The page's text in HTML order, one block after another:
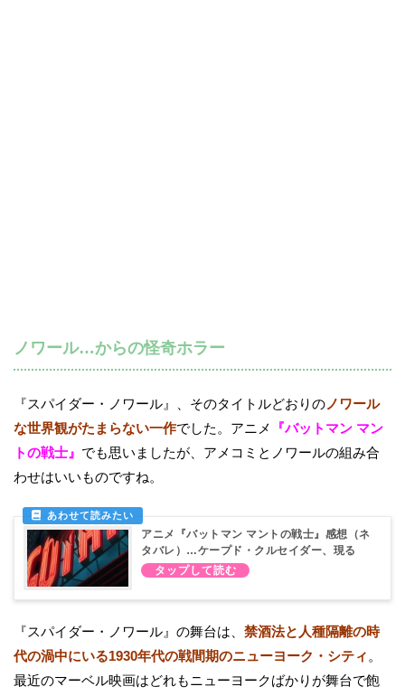
ノワール…からの怪奇ホラー
『スパイダー・ノワール』、そのタイトルどおりの ノワール
な世界観がたまらない一作でした。アニメ
『バットマン マン
トの戦士』 でも思いましたが、アメコミとノワールの組み合
わせはいいものですね。
アニメ『バットマン マントの戦士』感想（ネ
タバレ）…ケープド・クルセイダー、現る
『スパイダー・ノワール』の舞台は、 禁酒法と人種隔離の時
代の渦中にいる1930年代の戦間期のニューヨーク・シティ 。
最近のマーベル映画はどれもニューヨークばかりが舞台で飽